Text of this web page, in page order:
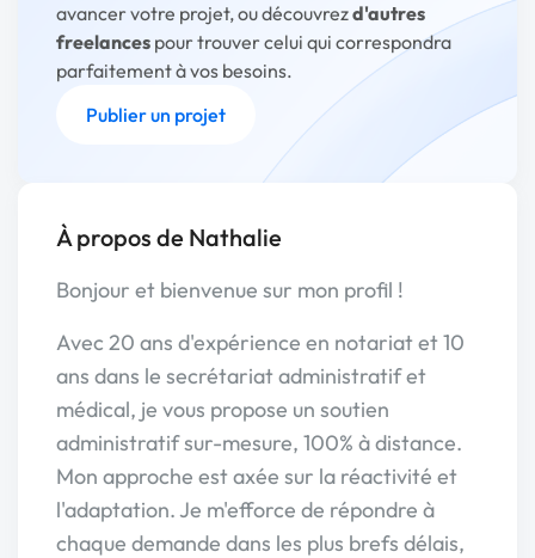
avancer votre projet, ou découvrezd'autres
freelances pour trouver celui qui correspondra
parfaitement à vos besoins.
Publier un projet
À propos de Nathalie
Bonjour et bienvenue sur mon profil !
Avec 20 ans d'expérience en notariat et 10
ans dans le secrétariat administratif et
médical, je vous propose un soutien
administratif sur-mesure, 100% à distance.
Mon approche est axée sur la réactivité et
l'adaptation. Je m'efforce de répondre à
chaque demande dans les plus brefs délais,